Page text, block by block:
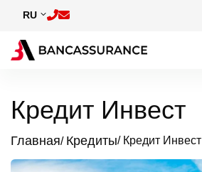
Skip to main content
RU
Кредит Инвест
Breadcrumb
Главная Кредиты Кредит Инвест
Image